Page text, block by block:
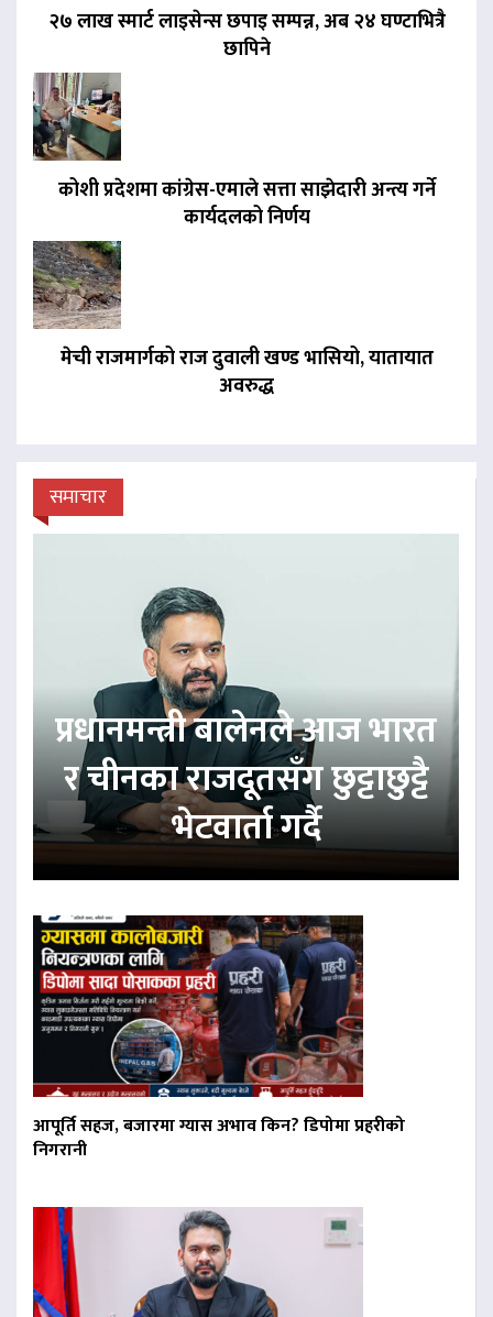
२७ लाख स्मार्ट लाइसेन्स छपाइ सम्पन्न, अब २४ घण्टाभित्रै
छापिने
कोशी प्रदेशमा कांग्रेस-एमाले सत्ता साझेदारी अन्त्य गर्ने
कार्यदलको निर्णय
मेची राजमार्गको राज दुवाली खण्ड भासियो, यातायात
अवरुद्ध
समाचार
प्रधानमन्त्री बालेनले आज भारत
र चीनका राजदूतसँग छुट्टाछुट्टै
भेटवार्ता गर्दै
आपूर्ति सहज, बजारमा ग्यास अभाव किन? डिपोमा प्रहरीको
निगरानी